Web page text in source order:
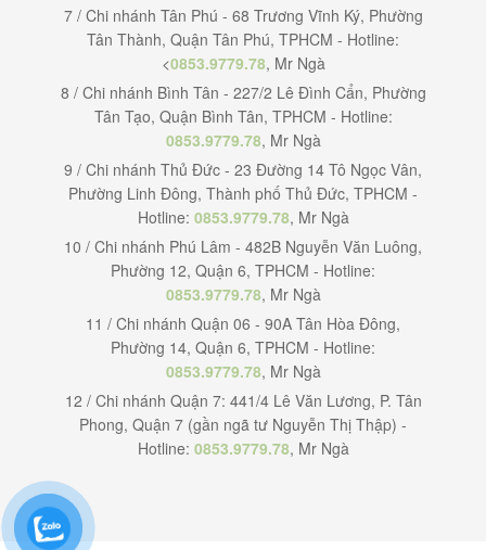
7 / Chi nhánh Tân Phú - 68 Trương Vĩnh Ký, Phường
Tân Thành, Quận Tân Phú, TPHCM - Hotline:
<0853.9779.78, Mr Ngà
8 / Chi nhánh Bình Tân - 227/2 Lê Đình Cẩn, Phường
Tân Tạo, Quận Bình Tân, TPHCM - Hotline:
0853.9779.78, Mr Ngà
9 / Chi nhánh Thủ Đức - 23 Đường 14 Tô Ngọc Vân,
Phường Linh Đông, Thành phố Thủ Đức, TPHCM -
Hotline: 0853.9779.78, Mr Ngà
10 / Chi nhánh Phú Lâm - 482B Nguyễn Văn Luông,
Phường 12, Quận 6, TPHCM - Hotline:
0853.9779.78, Mr Ngà
11 / Chi nhánh Quận 06 - 90A Tân Hòa Đông,
Phường 14, Quận 6, TPHCM - Hotline:
0853.9779.78, Mr Ngà
12 / Chi nhánh Quận 7: 441/4 Lê Văn Lương, P. Tân
Phong, Quận 7 (gần ngã tư Nguyễn Thị Thập) -
Hotline: 0853.9779.78, Mr Ngà